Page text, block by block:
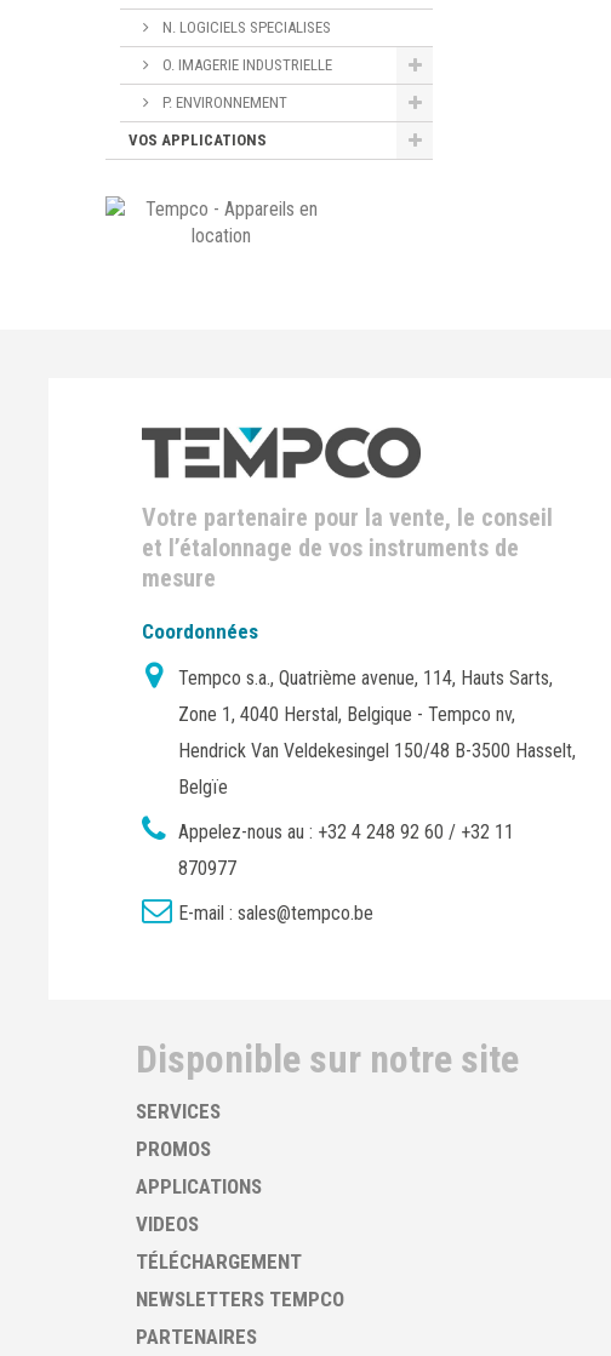
N. LOGICIELS SPECIALISES
O. IMAGERIE INDUSTRIELLE
P. ENVIRONNEMENT
VOS APPLICATIONS
Votre partenaire pour la vente, le conseil
et l’étalonnage de vos instruments de
mesure
Coordonnées
Tempco s.a., Quatrième avenue, 114, Hauts Sarts,
Zone 1, 4040 Herstal, Belgique - Tempco nv,
Hendrick Van Veldekesingel 150/48 B-3500 Hasselt,
Belgïe
Appelez-nous au : +32 4 248 92 60 / +32 11
870977
E-mail : sales@tempco.be
Disponible sur notre site
SERVICES
PROMOS
APPLICATIONS
VIDEOS
TÉLÉCHARGEMENT
NEWSLETTERS TEMPCO
PARTENAIRES